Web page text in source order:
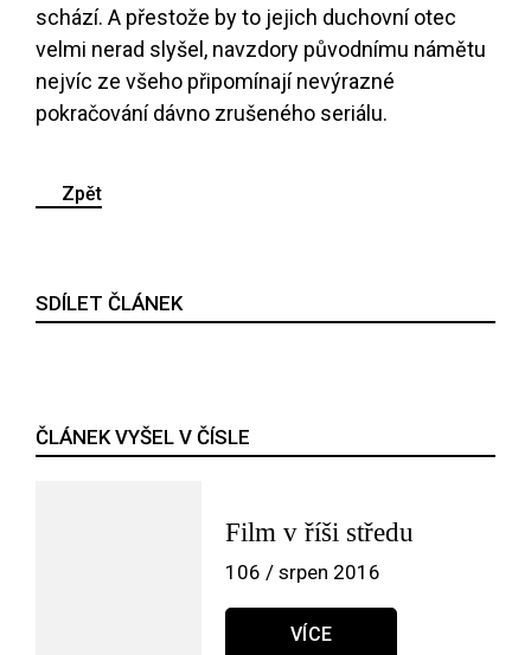
schází. A přestože by to jejich duchovní otec
velmi nerad slyšel, navzdory původnímu námětu
nejvíc ze všeho připomínají nevýrazné
pokračování dávno zrušeného seriálu.
Zpět
SDÍLET ČLÁNEK
ČLÁNEK VYŠEL V ČÍSLE
Film v říši středu
106 / srpen 2016
VÍCE